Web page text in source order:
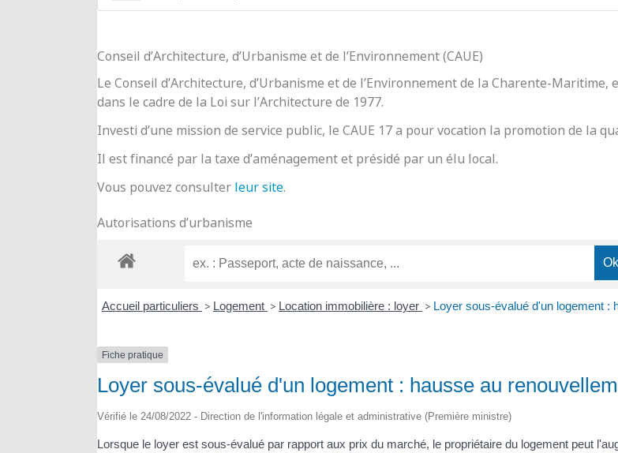
Conseil d’Architecture, d’Urbanisme et de l’Environnement (CAUE)
Le Conseil d’Architecture, d’Urbanisme et de l’Environnement de la Charente-
dans le cadre de la Loi sur l’Architecture de 1977.
Investi d’une mission de service public, le CAUE 17 a pour vocation la promotion de la
Il est financé par la taxe d’aménagement et présidé par un élu local.
Vous pouvez consulter leur site.
Autorisations d’urbanisme
Accueil particuliers > Logement > Location immobilière : loyer > Loyer sous-évalué d'un logement :
Fiche pratique
Loyer sous-évalué d'un logement : hausse au
Vérifié le 24/08/2022 - Direction de l'information légale et administrative (Première ministre)
Lorsque le loyer est sous-évalué par rapport aux prix du marché, le propriétaire du logement peut